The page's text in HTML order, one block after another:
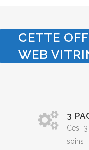
CETTE
WEB
3
Ces